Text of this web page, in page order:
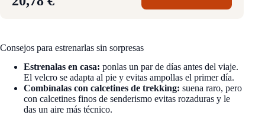
Consejos para estrenarlas sin sorpresas
Estrenalas en casa: ponlas un par de días antes del viaje.
El velcro se adapta al pie y evitas ampollas el primer día.
Combínalas con calcetines de trekking: suena raro, pero
con calcetines finos de senderismo evitas rozaduras y le
das un aire más técnico.